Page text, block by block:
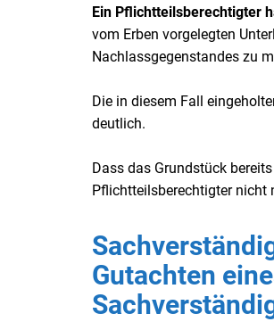
Ein Pflichtteilsberechtigter
vom Erben vorgelegten
Nachlassgegenstandes zu
Die in diesem Fall
deutlich.
Dass das Grundstück
Pflichtteilsberechtigter nicht
Gutachten